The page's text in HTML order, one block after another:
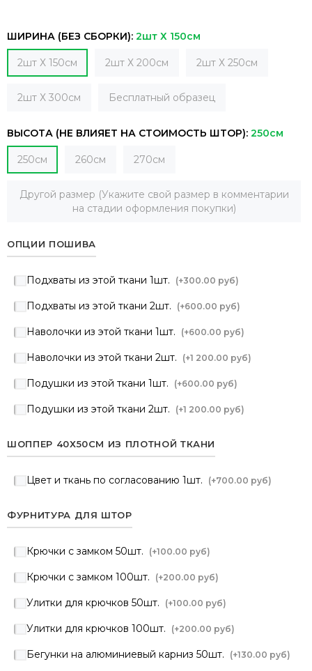
ШИРИНА (БЕЗ СБОРКИ): 2шт Х 150см
2шт Х 150см 2шт Х 200см 2шт Х 250см
2шт Х 300см Бесплатный образец
ВЫСОТА (НЕ ВЛИЯЕТ НА СТОИМОСТЬ ШТОР): 250см
250см 260см 270см
Другой размер (Укажите свой размер в комментарии
на стадии оформления покупки)
ОПЦИИ ПОШИВА
Подхваты из этой ткани 1шт. (+300.00 руб)
Подхваты из этой ткани 2шт. (+600.00 руб)
Наволочки из этой ткани 1шт. (+600.00 руб)
Наволочки из этой ткани 2шт. (+1 200.00 руб)
Подушки из этой ткани 1шт. (+600.00 руб)
Подушки из этой ткани 2шт. (+1 200.00 руб)
ШОППЕР 40Х50СМ ИЗ ПЛОТНОЙ ТКАНИ
Цвет и ткань по согласованию 1шт. (+700.00 руб)
ФУРНИТУРА ДЛЯ ШТОР
Крючки с замком 50шт. (+100.00 руб)
Крючки с замком 100шт. (+200.00 руб)
Улитки для крючков 50шт. (+100.00 руб)
Улитки для крючков 100шт. (+200.00 руб)
Бегунки на алюминиевый карниз 50шт. (+130.00 руб)